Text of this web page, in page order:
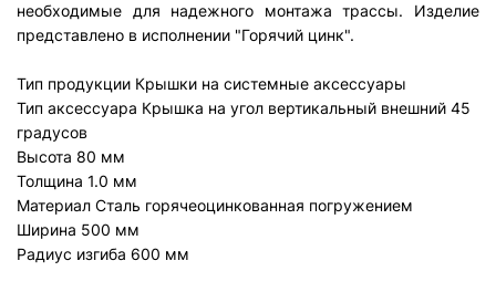
необходимые для надежного монтажа трассы. Изделие
представлено в исполнении "Горячий цинк".
Тип продукции Крышки на системные аксессуары
Тип аксессуара Крышка на угол вертикальный внешний 45
градусов
Высота 80 мм
Толщина 1.0 мм
Материал Сталь горячеоцинкованная погружением
Ширина 500 мм
Радиус изгиба 600 мм